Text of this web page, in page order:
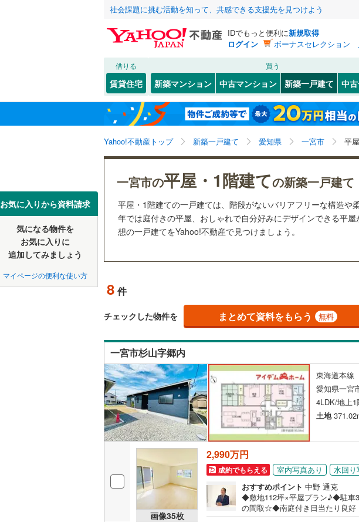
社会課題に挑む活動を知って、共感できる支援先を見つけよう
IDでもっと便利に新規取得
ログイン
ボーナスセレクション
借りる
賃貸住宅
買う
新築マンション 中古マンション 新築一戸建て 中
Yahoo!不動産トップ 新築一戸建て 愛知県 一宮市 平
お気に入りから資料請求
気になる物件を
お気に入りに
追加してみましょう
マイページの便利な使い方
一宮市の平屋・1階建ての新築一戸建て
平屋・1階建ての一戸建ては、階段がないバリアフリーな構造や
年では庭付きの平屋、おしゃれで自分好みにデザインできる平
想の一戸建てをYahoo!不動産で見つけましょう。
8 件
チェックした物件を まとめて資料をもらう 無料
一宮市杉山字郷内
東海道本線
愛知県一宮
4LDK/地上1
土地
画像35枚
2,990万円
成約でもらえる 室内写真あり
水回り
おすすめポイント 中野 通克
◆敷地112坪×平屋プラン♪◆駐車
の間取☆◆南庭付き日当たり良
北海道 北海道
東北 青森 岩手 宮
関東 東京 神奈川 埼玉
信越・北陸 新潟
東海 愛知 岐阜 静
近畿 大阪 兵庫
中国 鳥取 島根 岡
福岡 佐賀 長
該当物件0件 この条件
名古屋市 千種区(0)
西区(0)
昭和区
0)
中川区
守山区(
天白区(0)
かの地域
刈谷市(1)
稲沢市(9)
大府市(0)
尾張旭市(0)
豊明市
愛西市(1)
弥富市( 0)
長久手市(0)
該当物件0件 この条件
浅井町尾関(2)
杉山(1)
該当物件0件
JR 東海道本線(6)
武豊線(0)
地下鉄 名古屋市営地下鉄東山線(0)
私鉄・その他 愛知環状鉄道 (0)
豊橋鉄道東田本線(0)
名鉄名古屋本線(8
名鉄犬山線(1 )
該当物件0件 この条件
該当物件0件
こだわり条件 設備
床暖房（0）
駐車場2台以上（8）
ＴＶモニタ付インターホン
（8）
配置、向き、建ち方、日当たり
前道6m以上（0）
平坦地（ 0）
LD
（3）
（6）
長期優良住宅 （5）
立地
最寄りの駅が始発駅（0）
間取り、居室全体
吹き抜け（1 ）
該当物件0件
検
この検索条件の新着物
愛知県、一宮市
含む、間取り未
閉じる
閉じる